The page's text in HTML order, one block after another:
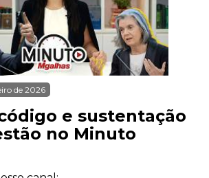
de 2026
e sustentação
no Minuto